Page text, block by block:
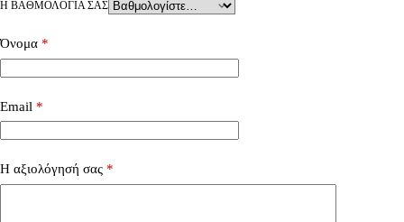
Η ΒΑΘΜΟΛΟΓΊΑ ΣΑΣ
Όνομα *
Email *
Η αξιολόγησή σας *